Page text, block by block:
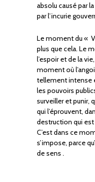
absolu causé par
par l’incurie
Le moment du «
plus que cela. Le
l’espoir et de la
moment où
tellement intense
les pouvoirs
surveiller et punir,
qui l’éprouvent,
destruction qui
C’est dans ce
s’impose, parce
de sens .